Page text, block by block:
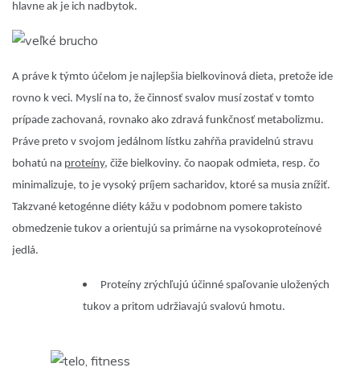
hlavne ak je ich nadbytok.
A práve k týmto účelom je najlepšia bielkovinová dieta, pretože ide
rovno k veci. Myslí na to, že činnosť svalov musí zostať v tomto
prípade zachovaná, rovnako ako zdravá funkčnosť metabolizmu.
Práve preto v svojom jedálnom lístku zahŕňa pravidelnú stravu
bohatú na proteíny, čiže bielkoviny. čo naopak odmieta, resp. čo
minimalizuje, to je vysoký príjem sacharidov, ktoré sa musia znížiť.
Takzvané ketogénne diéty kážu v podobnom pomere takisto
obmedzenie tukov a orientujú sa primárne na vysokoproteínové
jedlá.
Proteíny zrýchľujú účinné spaľovanie uložených
tukov a pritom udržiavajú svalovú hmotu.